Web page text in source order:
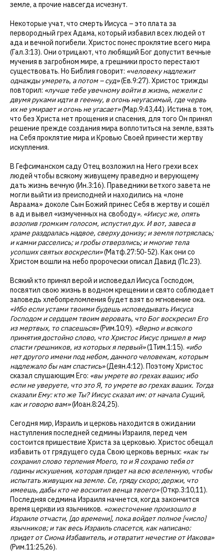
земле, а прочие навсегда исчезнут.
Некоторые учат, что смерть Иисуса – это плата за
первородный грех Адама, который избавил всех людей от
ада и вечной погибели. Христос понес проклятие всего мира
(Гал.3:13). Они отрицают, что любящий Бог допустит вечные
мучения в загробном мире, а грешники просто перестают
существовать. Но Библия говорит: «человеку надлежит
однажды умереть, а потом – суд»(Ев.9:27). Христос трижды
повторил: «лучше тебе увечному войти в жизнь, нежели с
двумя руками идти в геенну, в огонь неугасимый, где червь
их не умирает и огонь не угасает»(Мар.9:43,44). Истина в том,
что без Христа нет прощения и спасения, для того Он принял
решение прежде создания мира воплотиться на земле, взять
на Себя проклятие мира и Кровью Своей принести жертву
искупления.
В Гефсиманском саду Отец возложил на Него грехи всех
людей чтобы всякому живущему праведно и верующему
дать жизнь вечную (Ин.3:16). Праведники ветхого завета не
могли выйти из преисподней и находились на «лоне
Авраама» доколе Сын Божий принес Себя в жертву и сошёл
в ад и вывел «измученных на свободу». «Иисус же, опять
возопив громким голосом, испустил дух. И вот, завеса в
храме раздралась надвое, сверху донизу; и земля потряслась;
и камни расселись; и гробы отверзлись; и многие тела
усопших святых воскресли»(Матф.27:50-52). Как они со
Христом вошли на небо пророчески описал Давид (Пс.23).
Всякий кто принял верой и исповедал Иисуса Господом,
посвятил свою жизнь в водном крещении и свято соблюдает
заповедь хлебопреломления будет взят во мгновение ока.
«Ибо если устами твоими будешь исповедывать Иисуса
Господом и сердцем твоим веровать, что Бог воскресил Его
из мертвых, то спасешься»(Рим.10:9). «Верно и всякого
принятия достойно слово, что Христос Иисус пришел в мир
спасти грешников, из которых я первый»(1Тим.1:15). «ибо
нет другого имени под небом, данного человекам, которым
надлежало бы нам спастись»(Деян.4:12). Поэтому Христос
сказал слушающим Его: «вы умрете во грехах ваших; ибо
если не уверуете, что это Я, то умрете во грехах ваших. Тогда
сказали Ему: кто же Ты? Иисус сказал им: от начала Сущий,
как и говорю вам»(Иоан.8:24,25).
Сегодня мир, Израиль и церковь находится в ожидании
наступления последней седмины Израиля, перед чем
состоится пришествие Христа за церковью. Христос обещал
избавить от грядущего суда Свою церковь верных: «как ты
сохранил слово терпения Моего, то и Я сохраню тебя от
годины искушения, которая придет на всю вселенную, чтобы
испытать живущих на земле. Се, гряду скоро; держи, что
имеешь, дабы кто не восхитил венца твоего»(Откр.3:10,11).
Последняя седмина Израиля начнется, когда закончится
время церкви из язычников. «ожесточение произошло в
Израиле отчасти, [до времени], пока войдет полное [число]
язычников; и так весь Израиль спасется, как написано:
придет от Сиона Избавитель, и отвратит нечестие от Иакова»
(Рим.11:25,26).